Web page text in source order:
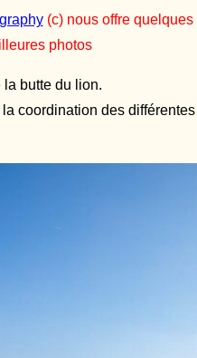
(c) nous offre quelques
photos
butte du lion.
coordination des différentes